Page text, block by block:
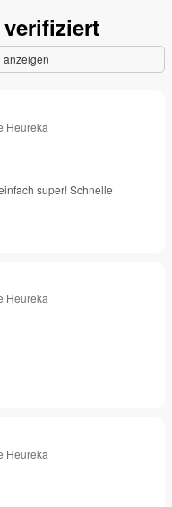
anzeigen
Heureka
super! Schnelle
Heureka
Heureka